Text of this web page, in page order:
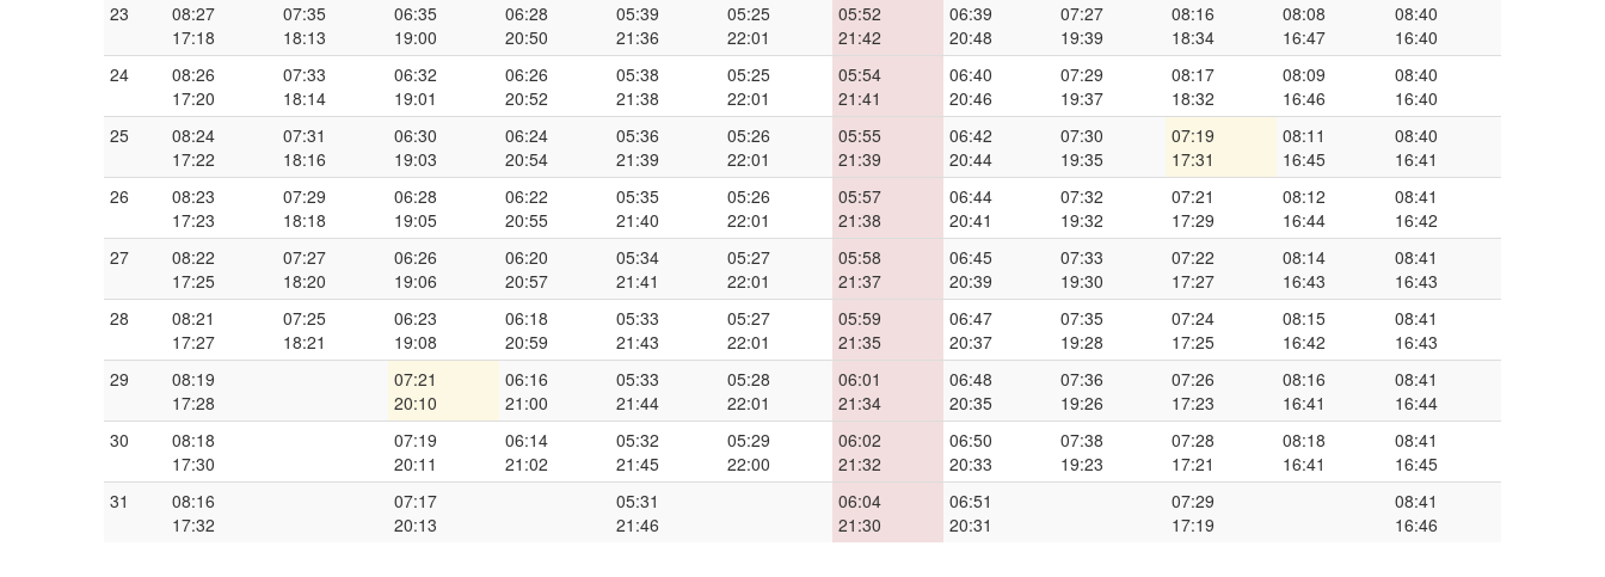
23
08:27
17:18
07:35
18:13
06:35
19:00
06:28
20:50
05:39
21:36
05:25
22:01
05:52
21:42
06:39
20:48
07:27
19:39
08:16
18:34
08:08
16:47
08:40
16:40
24
08:26
17:20
07:33
18:14
06:32
19:01
06:26
20:52
05:38
21:38
05:25
22:01
05:54
21:41
06:40
20:46
07:29
19:37
08:17
18:32
08:09
16:46
08:40
16:40
25
08:24
17:22
07:31
18:16
06:30
19:03
06:24
20:54
05:36
21:39
05:26
22:01
05:55
21:39
06:42
20:44
07:30
19:35
07:19
17:31
08:11
16:45
08:40
16:41
26
08:23
17:23
07:29
18:18
06:28
19:05
06:22
20:55
05:35
21:40
05:26
22:01
05:57
21:38
06:44
20:41
07:32
19:32
07:21
17:29
08:12
16:44
08:41
16:42
27
08:22
17:25
07:27
18:20
06:26
19:06
06:20
20:57
05:34
21:41
05:27
22:01
05:58
21:37
06:45
20:39
07:33
19:30
07:22
17:27
08:14
16:43
08:41
16:43
28
08:21
17:27
07:25
18:21
06:23
19:08
06:18
20:59
05:33
21:43
05:27
22:01
05:59
21:35
06:47
20:37
07:35
19:28
07:24
17:25
08:15
16:42
08:41
16:43
29
08:19
17:28
07:21
20:10
06:16
21:00
05:33
21:44
05:28
22:01
06:01
21:34
06:48
20:35
07:36
19:26
07:26
17:23
08:16
16:41
08:41
16:44
30
08:18
17:30
07:19
20:11
06:14
21:02
05:32
21:45
05:29
22:00
06:02
21:32
06:50
20:33
07:38
19:23
07:28
17:21
08:18
16:41
08:41
16:45
31
08:16
17:32
07:17
20:13
05:31
21:46
06:04
21:30
06:51
20:31
07:29
17:19
08:41
16:46